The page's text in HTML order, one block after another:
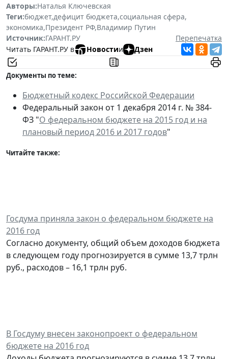
Авторы:Наталья Ключевская
Теги:бюджет,дефицит бюджета,социальная сфера,
экономика,Президент РФ,Владимир Путин
Источник:ГАРАНТ.РУ
Перепечатка
Читать ГАРАНТ.РУ в
Новостии Дзен
Документы по теме:
Бюджетный кодекс Российской Федерации
Федеральный закон от 1 декабря 2014 г. № 384-
ФЗ "О федеральном бюджете на 2015 год и на
плановый период 2016 и 2017 годов"
Читайте также:
Госдума приняла закон о федеральном бюджете на
2016 год
Согласно документу, общий объем доходов бюджета
в следующем году прогнозируется в сумме 13,7 трлн
руб., расходов – 16,1 трлн руб.
В Госдуму внесен законопроект о федеральном
бюджете на 2016 год